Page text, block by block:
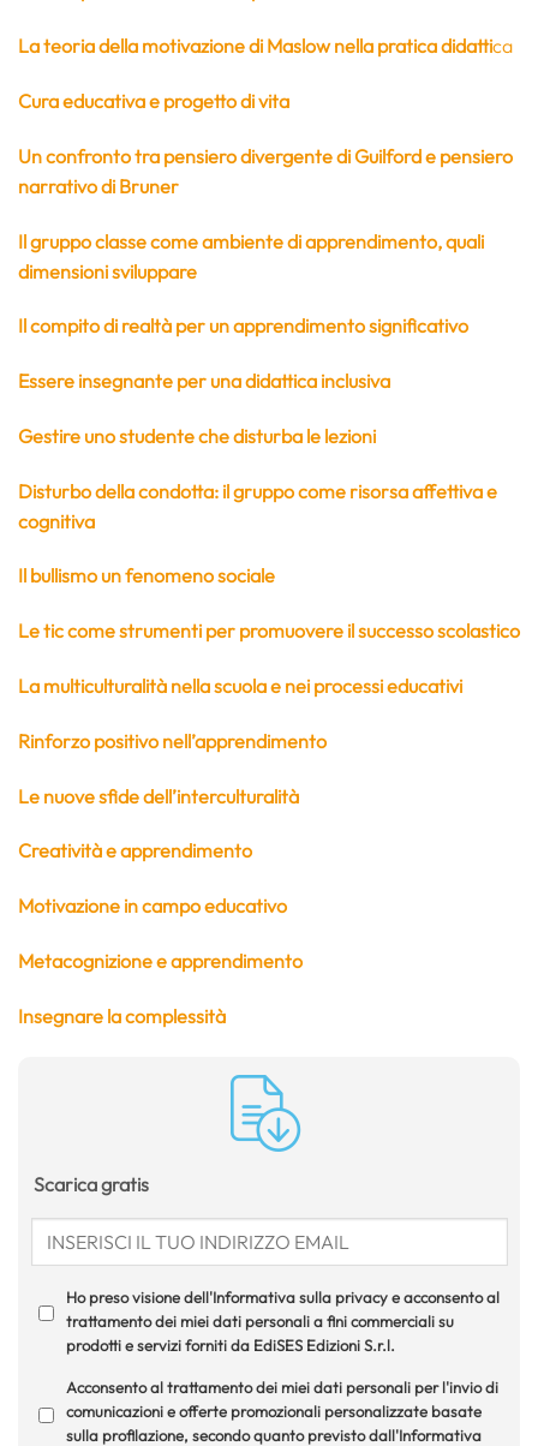
La teoria della motivazione di Maslow nella pratica didattica
Cura educativa e progetto di vita
Un confronto tra pensiero divergente di Guilford e pensiero
narrativo di Bruner
Il gruppo classe come ambiente di apprendimento, quali
dimensioni sviluppare
Il compito di realtà per un apprendimento significativo
Essere insegnante per una didattica inclusiva
Gestire uno studente che disturba le lezioni
Disturbo della condotta: il gruppo come risorsa affettiva e
cognitiva
Il bullismo un fenomeno sociale
Le tic come strumenti per promuovere il successo scolastico
La multiculturalità nella scuola e nei processi educativi
Rinforzo positivo nell’apprendimento
Le nuove sfide dell’interculturalità
Creatività e apprendimento
Motivazione in campo educativo
Metacognizione e apprendimento
Insegnare la complessità
Scarica gratis
Ho preso visione dell'Informativa sulla privacy e acconsento al
trattamento dei miei dati personali a fini commerciali su
prodotti e servizi forniti da EdiSES Edizioni S.r.l.
Acconsento al trattamento dei miei dati personali per l'invio di
comunicazioni e offerte promozionali personalizzate basate
sulla profilazione, secondo quanto previsto dall'Informativa